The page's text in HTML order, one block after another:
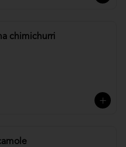
chimichurri